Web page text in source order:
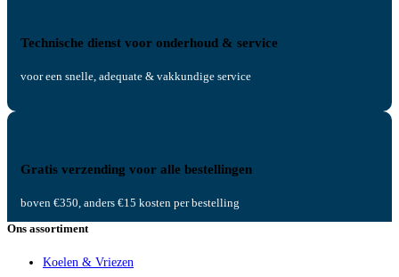
Technische dienst voor onderhoud & service
voor een snelle, adequate & vakkundige service
Gratis verzending voor alle bestellingen
boven €350, anders €15 kosten per bestelling
Ons assortiment
Koelen & Vriezen